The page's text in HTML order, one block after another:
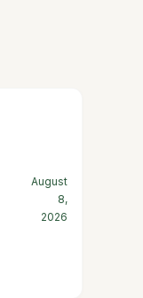
August
8,
2026